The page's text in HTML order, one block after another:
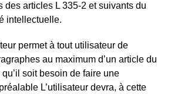
des articles L 335-2 et suivants du
intellectuelle.
permet à tout utilisateur de
au maximum d’un article du
soit besoin de faire une
L’utilisateur devra, à cette